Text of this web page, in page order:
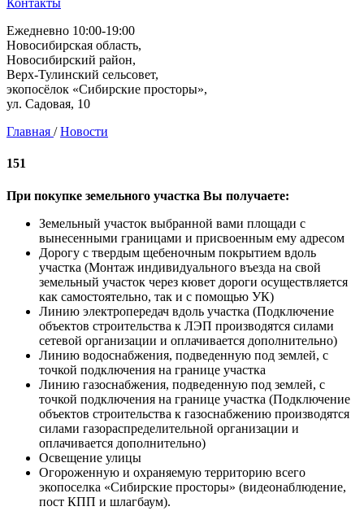
Контакты
Ежедневно 10:00-19:00
Новосибирская область,
Новосибирский район,
Верх-Тулинский сельсовет,
экопосёлок «Сибирские просторы»,
ул. Садовая, 10
Главная / Новости
151
При покупке земельного участка Вы получаете:
Земельный участок выбранной вами площади с
вынесенными границами и присвоенным ему адресом
Дорогу с твердым щебеночным покрытием вдоль
участка (Монтаж индивидуального въезда на свой
земельный участок через кювет дороги осуществляется
как самостоятельно, так и с помощью УК)
Линию электропередач вдоль участка (Подключение
объектов строительства к ЛЭП производятся силами
сетевой организации и оплачивается дополнительно)
Линию водоснабжения, подведенную под землей, с
точкой подключения на границе участка
Линию газоснабжения, подведенную под землей, с
точкой подключения на границе участка (Подключение
объектов строительства к газоснабжению производятся
силами газораспределительной организации и
оплачивается дополнительно)
Освещение улицы
Огороженную и охраняемую территорию всего
экопоселка «Сибирские просторы» (видеонаблюдение,
пост КПП и шлагбаум).